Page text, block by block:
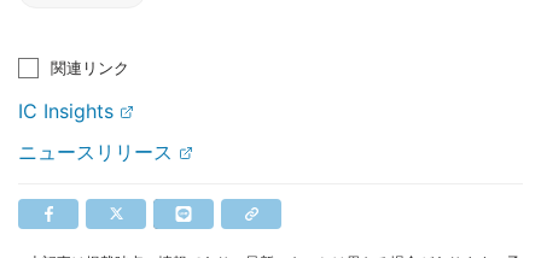
関連リンク
IC Insights
ニュースリリース